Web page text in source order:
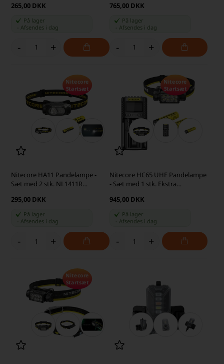
265,00 DKK
På lager
Afsendes i dag
- +
765,00 DKK
På lager
Afsendes i dag
- +
Nitecore
Startsæt
Nitecore HA11 Pandelampe -
Sæt med 2 stk. NL1411R
295,00 DKK
På lager
-Afsendes i dag
- +
Nitecore
Startsæt
Nitecore HC65 UHE Pandelampe
- Sæt med 1 stk. Ekstra
Oplader
945,00 DKK
På lager
Afsendes i dag
- +
Nitecore
Startsæt